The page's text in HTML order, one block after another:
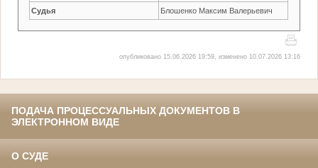
Судья Блошенко Максим Валерьевич
опубликовано 15.06.2026 19:59, изменено 10.07.2026 13:16
ПОДАЧА ПРОЦЕССУАЛЬНЫХ ДОКУМЕНТОВ В
ЭЛЕКТРОННОМ ВИДЕ
О СУДЕ